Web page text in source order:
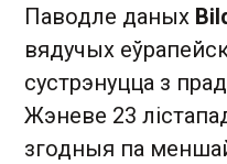
Паводле даных
вядучых
сустрэнуцца з
Жэневе 23
згодныя па